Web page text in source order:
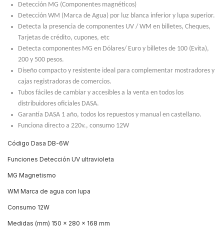
Detección MG (Componentes magnéticos)
Detección WM (Marca de Agua) por luz blanca inferior y lupa superior.
Detecta la presencia de componentes UV / WM en billetes, Cheques,
Tarjetas de crédito, cupones, etc
Detecta componentes MG en Dólares/ Euro y billetes de 100 (Evita),
200 y 500 pesos.
Diseño compacto y resistente ideal para complementar mostradores y
cajas registradoras de comercios.
Tubos fáciles de cambiar y accesibles a la venta en todos los
distribuidores oficiales DASA.
Garantía DASA 1 año, todos los repuestos y manual en castellano.
Funciona directo a 220v., consumo 12W
Código Dasa DB-6W
Funciones Detección UV ultravioleta
MG Magnetismo
WM Marca de agua con lupa
Consumo 12W
Medidas (mm) 150 x 280 x 168 mm